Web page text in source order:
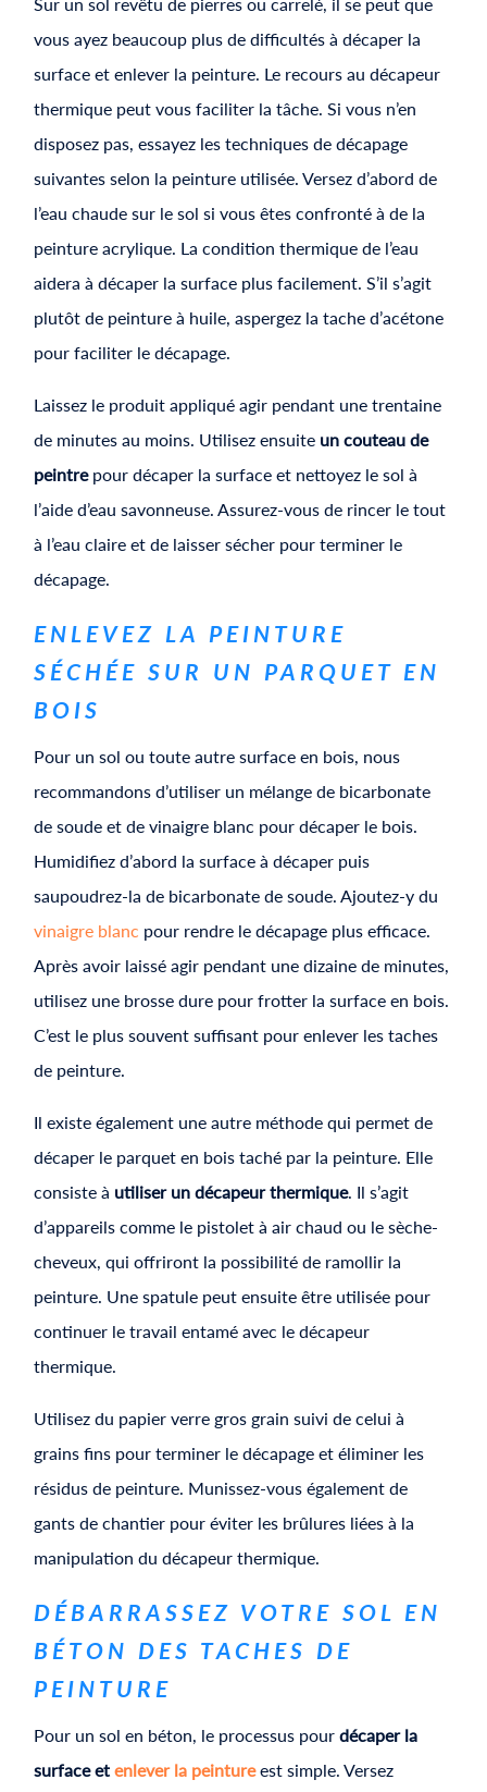
vous ayez beaucoup plus de difficultés à décaper la
surface et enlever la peinture. Le recours au décapeur
thermique peut vous faciliter la tâche. Si vous n’en
disposez pas, essayez les techniques de décapage
suivantes selon la peinture utilisée. Versez d’abord de
l’eau chaude sur le sol si vous êtes confronté à de la
peinture acrylique. La condition thermique de l’eau
aidera à décaper la surface plus facilement. S’il s’agit
plutôt de peinture à huile, aspergez la tache d’acétone
pour faciliter le décapage.
Laissez le produit appliqué agir pendant une trentaine
de minutes au moins. Utilisez ensuite un couteau de
peintrepour décaper la surface et nettoyez le sol à
l’aide d’eau savonneuse. Assurez-vous de rincer le tout
à l’eau claire et de laisser sécher pour terminer le
décapage.
​​ENLEVEZ LA PEINTURE
SÉCHÉE SUR UN PARQUET EN
BOIS
Pour un sol ou toute autre surface en bois, nous
recommandons d’utiliser un mélange de bicarbonate
de soude et de vinaigre blanc pour décaper le bois.
Humidifiez d’abord la surface à décaper puis
saupoudrez-la de bicarbonate de soude. Ajoutez-y du
vinaigre blanc pour rendre le décapage plus efficace.
Après avoir laissé agir pendant une dizaine de minutes,
utilisez une brosse dure pour frotter la surface en bois.
C’est le plus souvent suffisant pour enlever les taches
de peinture.
Il existe également une autre méthode qui permet de
décaper le parquet en bois taché par la peinture. Elle
consiste à utiliser un décapeur thermique. Il s’agit
d’appareils comme le pistolet à air chaud ou le sèche-
cheveux, qui offriront la possibilité de ramollir la
peinture. Une spatule peut ensuite être utilisée pour
continuer le travail entamé avec le décapeur
thermique.
Utilisez du papier verre gros grain suivi de celui à
grains fins pour terminer le décapage et éliminer les
résidus de peinture. Munissez-vous également de
gants de chantier pour éviter les brûlures liées à la
manipulation du décapeur thermique.
​​DÉBARRASSEZ VOTRE SOL EN
BÉTON DES TACHES DE
PEINTURE
Pour un sol en béton, le processus pourdécaper la
surface etenlever la peintureest simple. Versez